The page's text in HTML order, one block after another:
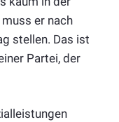
er nach
stellen. Das ist
Partei, der